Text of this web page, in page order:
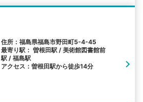
住所：福島県福島市野田町5-4-45
最寄り駅： 曽根田駅 / 美術館図書館前
駅 / 福島駅
アクセス：曽根田駅から徒歩14分